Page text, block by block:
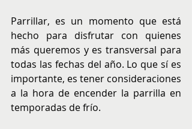
Parrillar, es un momento que está
hecho para disfrutar con quienes
más queremos y es transversal para
todas las fechas del año. Lo que sí es
importante, es tener consideraciones
a la hora de encender la parrilla en
temporadas de frío.